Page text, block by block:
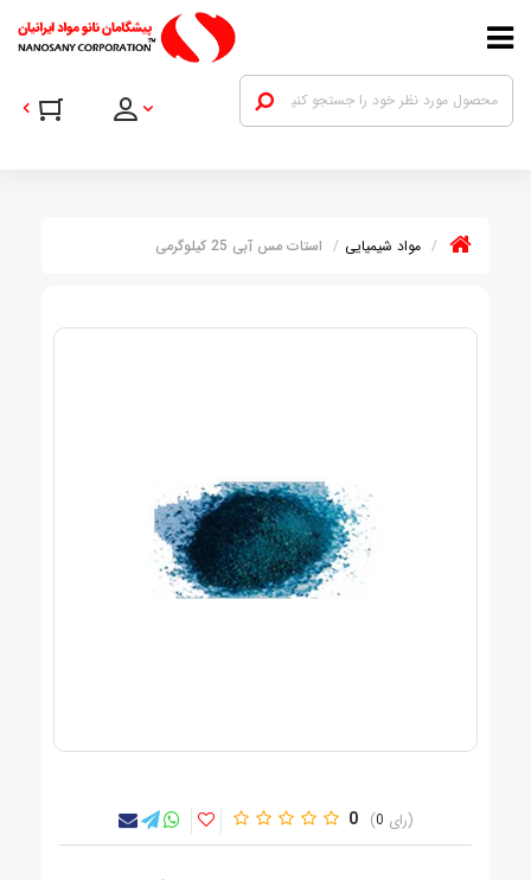
مواد شیمیایی استات مس آبی 25 کیلوگرمی
0 0